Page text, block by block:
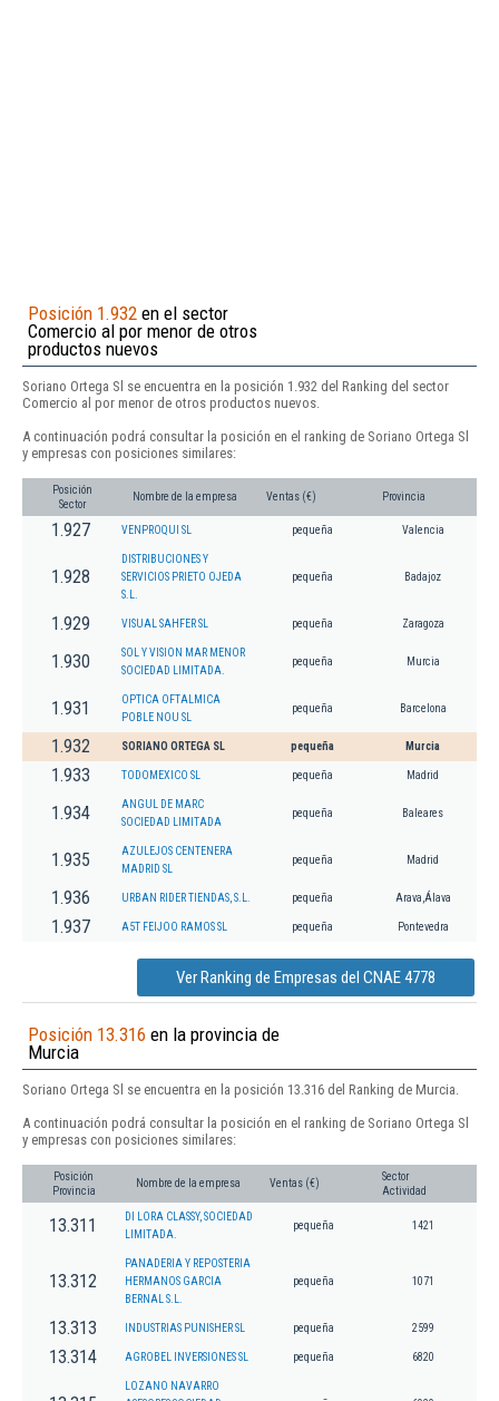
Posición 1.932 en el sector
Comercio al por menor de otros
productos nuevos
Soriano Ortega Sl se encuentra en la posición 1.932 del Ranking del sector
Comercio al por menor de otros productos nuevos.
A continuación podrá consultar la posición en el ranking de Soriano Ortega Sl
y empresas con posiciones similares:
Posición
Sector
Nombre de la empresa Ventas (€) Provincia
1.927 VENPROQUI SL pequeña Valencia
1.928
DISTRIBUCIONES Y
SERVICIOS PRIETO OJEDA
S.L.
pequeña Badajoz
1.929 VISUAL SAHFER SL pequeña Zaragoza
1.930
SOL Y VISION MAR MENOR
SOCIEDAD LIMITADA.
pequeña Murcia
1.931
OPTICA OFTALMICA
POBLE NOU SL
pequeña Barcelona
1.932 SORIANO ORTEGA SL pequeña Murcia
1.933 TODOMEXICO SL pequeña Madrid
1.934
ANGUL DE MARC
SOCIEDAD LIMITADA
pequeña Baleares
1.935
AZULEJOS CENTENERA
MADRID SL
pequeña Madrid
1.936 URBAN RIDER TIENDAS, S.L. pequeña Arava,Álava
1.937 A5T FEIJOO RAMOS SL pequeña Pontevedra
Ver Ranking de Empresas del CNAE 4778
Posición 13.316 en la provincia de
Murcia
Soriano Ortega Sl se encuentra en la posición 13.316 del Ranking de Murcia.
A continuación podrá consultar la posición en el ranking de Soriano Ortega Sl
y empresas con posiciones similares:
Posición
Provincia
Nombre de la empresa Ventas (€)
Sector
Actividad
13.311
DI LORA CLASSY, SOCIEDAD
LIMITADA.
pequeña 1421
13.312
PANADERIA Y REPOSTERIA
HERMANOS GARCIA
BERNAL S.L.
pequeña 1071
13.313 INDUSTRIAS PUNISHER SL pequeña 2599
13.314 AGROBEL INVERSIONES SL pequeña 6820
LOZANO NAVARRO